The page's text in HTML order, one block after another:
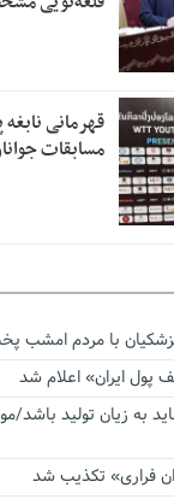
قهرمانی
مسابقات
با مردم امشب
پول ایران» اعلام شد
به زیان تولید باشد/
فراری» تکذیب شد